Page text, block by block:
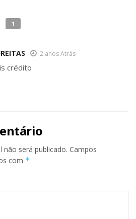
1
2 anos Atrás
crédito
não será publicado. Campos
com *